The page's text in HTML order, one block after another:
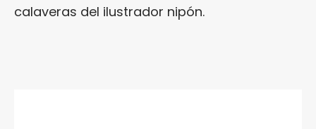
calaveras del ilustrador nipón.